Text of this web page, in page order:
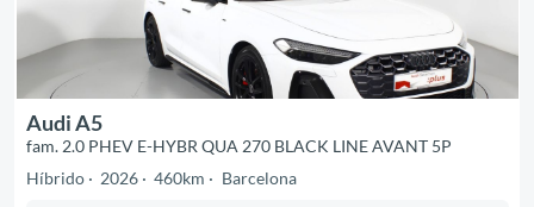
Audi A5
fam. 2.0 PHEV E-HYBR QUA 270 BLACK LINE AVANT 5P
Híbrido
2026 460km Barcelona